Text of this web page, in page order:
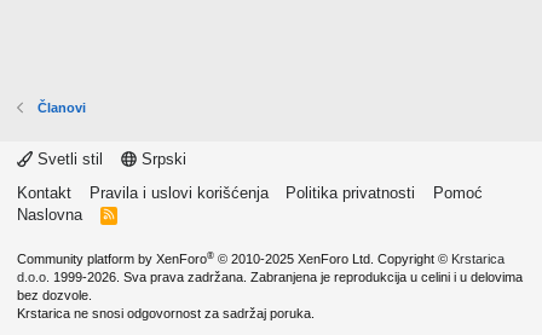
Članovi
Svetli stil
Srpski
Kontakt
Pravila i uslovi korišćenja Politika privatnosti
Pomoć
Naslovna
R
Community platform by XenForo® © 2010-2025 XenForo Ltd. Copyright © Krstarica
d.o.o. 1999-2026. Sva prava zadržana. Zabranjena je reprodukcija u celini i u delovima
bez dozvole.
Krstarica ne snosi odgovornost za sadržaj poruka.